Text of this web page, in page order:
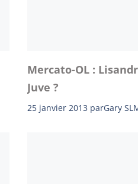
Mercato-OL :
Juve ?
25 janvier 2013 parGary